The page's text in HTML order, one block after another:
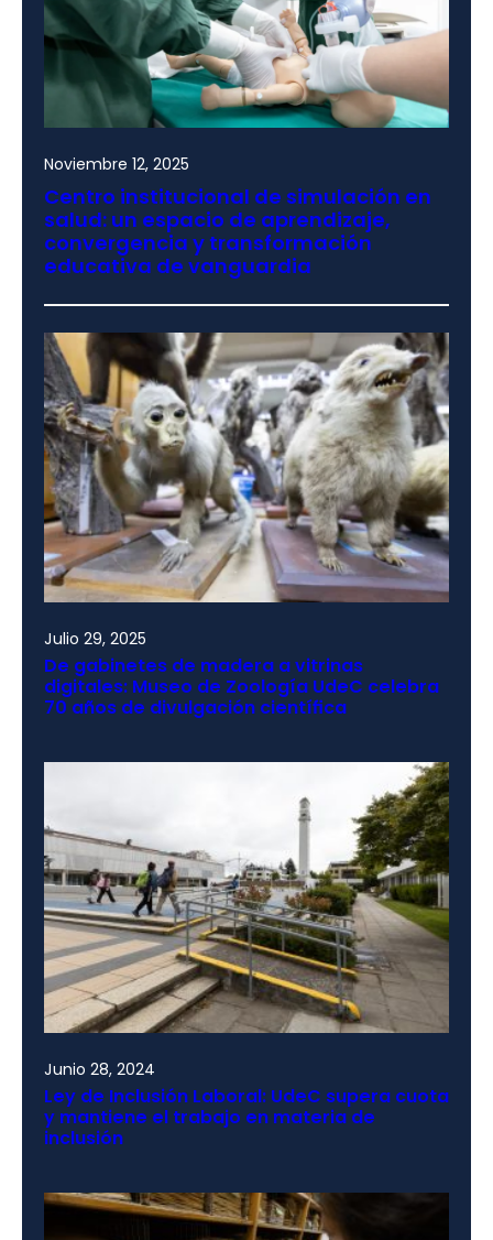
Noviembre 12, 2025
Centro institucional de simulación en
salud: un espacio de aprendizaje,
convergencia y transformación
educativa de vanguardia
Julio 29, 2025
De gabinetes de madera a vitrinas
digitales: Museo de Zoología UdeC celebra
70 años de divulgación científica
Junio 28, 2024
Ley de Inclusión Laboral: UdeC supera cuota
y mantiene el trabajo en materia de
inclusión